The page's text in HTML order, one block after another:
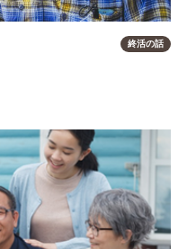
終活の話